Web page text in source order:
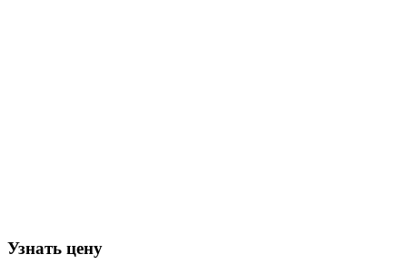
Узнать цену